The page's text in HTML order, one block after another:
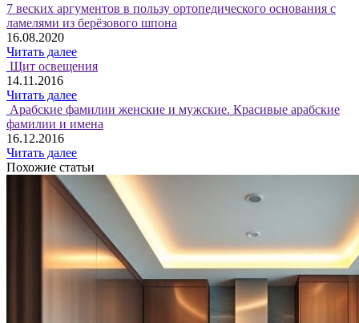
7 веских аргументов в пользу ортопедического основания с
ламелями из берёзового шпона
16.08.2020
Читать далее
Щит освещения
14.11.2016
Читать далее
Арабские фамилии женские и мужские. Красивые арабские
фамилии и имена
16.12.2016
Читать далее
Похожие статьи